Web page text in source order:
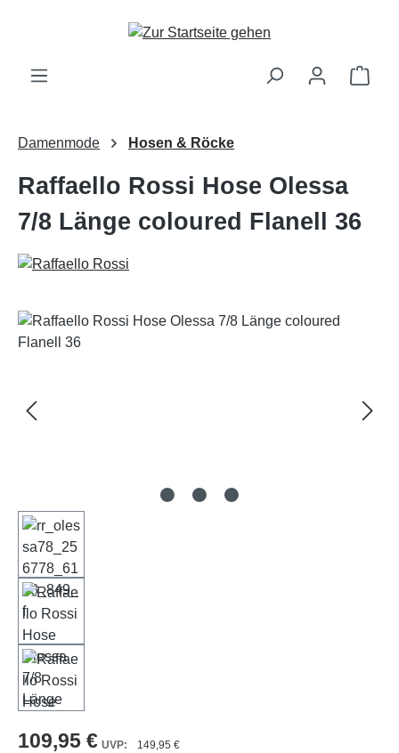
Zum Hauptinhalt springen
Damenmode Hosen & Röcke
Raffaello Rossi Hose Olessa
7/8 Länge coloured Flanell 36
Bildergalerie überspringen
109,95 € 149,95 €